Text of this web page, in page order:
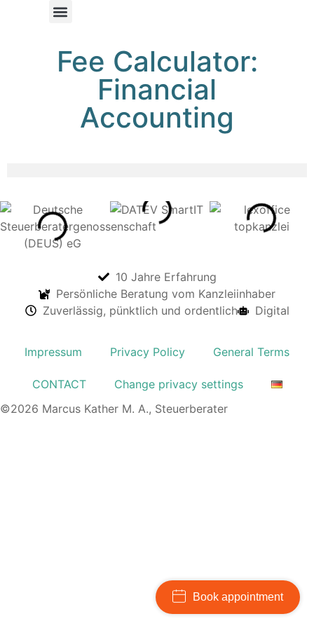
Fee Calculator:
Financial
Accounting
Book appointment
10 Jahre Erfahrung
Persönliche Beratung vom Kanzleiinhaber
Zuverlässig, pünktlich und ordentlich
Digital
Impressum Privacy Policy General Terms
CONTACT
Change privacy settings
©2026 Marcus Kather M. A., Steuerberater